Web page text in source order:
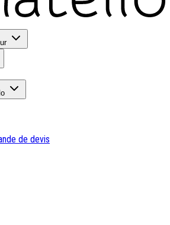
de devis